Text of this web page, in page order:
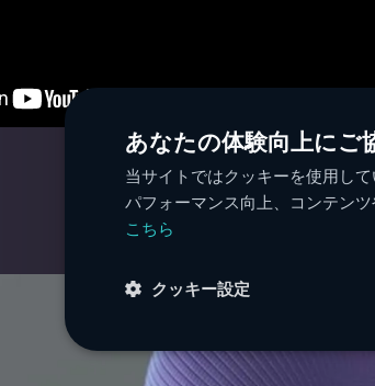
あなたの体験向上にご
当サイトではクッキーを使用し
パフォーマンス向上、コンテン
こちら
クッキー設定